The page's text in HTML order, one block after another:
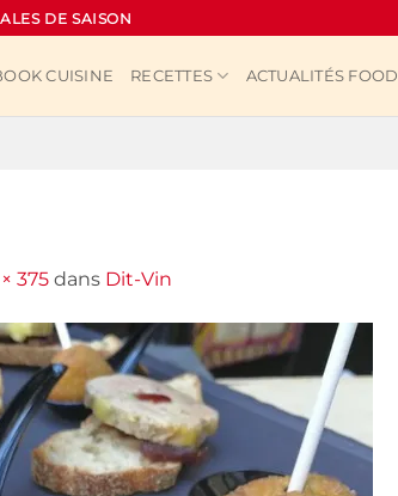
DE SAISON
CUISINE RECETTES ACTUALITÉS FOOD
375 dans Dit-Vin